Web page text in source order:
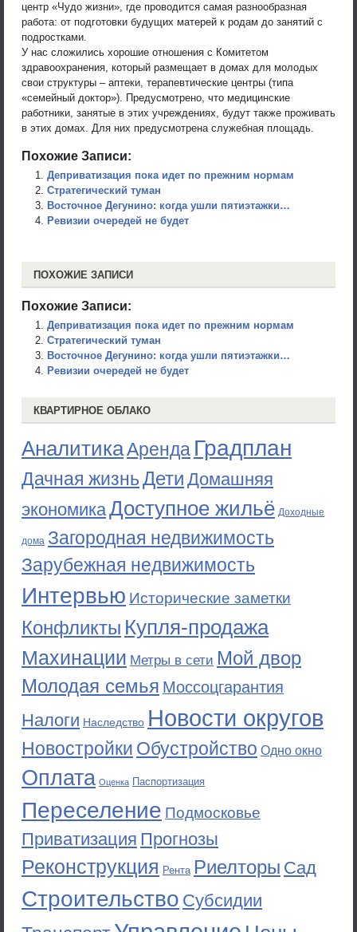
центр «Чудо жизни», где проводится самая разнообразная
работа: от подготовки будущих матерей к родам до занятий с
подростками.
У нас сложились хорошие отношения с Комитетом
здравоохранения, который размещает в домах для молодых
свои структуры – аптеки, терапевтические центры (типа
«семейный доктор»). Предусмотрено, что медицинские
работники, занятые в этих учреждениях, будут также проживать
в этих домах. Для них предусмотрена служебная площадь.
Похожие Записи:
Деприватизация пока идет по прежним нормам
Стратегический туман
Восточное Дегунино: когда ушли пятиэтажки…
Ревизии очередей не будет
ПОХОЖИЕ ЗАПИСИ
Похожие Записи:
Деприватизация пока идет по прежним нормам
Стратегический туман
Восточное Дегунино: когда ушли пятиэтажки…
Ревизии очередей не будет
КВАРТИРНОЕ ОБЛАКО
АналитикаАренда Градплан
Дачная жизньДети Домашняя
экономикаДоступное жильё Доходные
дома Загородная недвижимость
Зарубежная недвижимость
Интервью Исторические заметки
Конфликты Купля-продажа
Махинации Метры в сети Мой двор
Молодая семья Моссоцгарантия
Налоги Наследство Новости округов
Новостройки Обустройство Одно окно
Оплата Оценка Паспортизация
Переселение Подмосковье
Приватизация Прогнозы
Реконструкция Рента Риелторы Сад
Строительство Субсидии